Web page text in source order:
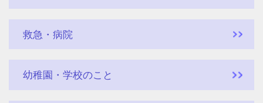
救急・病院
幼稚園・学校のこと